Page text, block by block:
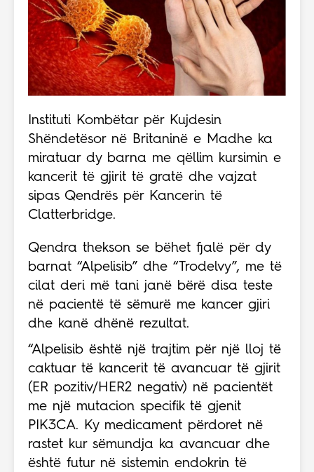
Instituti Kombëtar për Kujdesin
Shëndetësor në Britaninë e Madhe ka
miratuar dy barna me qëllim kursimin e
kancerit të gjirit të gratë dhe vajzat
sipas Qendrës për Kancerin të
Clatterbridge.
Qendra thekson se bëhet fjalë për dy
barnat “Alpelisib” dhe “Trodelvy”, me të
cilat deri më tani janë bërë disa teste
në pacientë të sëmurë me kancer gjiri
dhe kanë dhënë rezultat.
“Alpelisib është një trajtim për një lloj të
caktuar të kancerit të avancuar të gjirit
(ER pozitiv/HER2 negativ) në pacientët
me një mutacion specifik të gjenit
PIK3CA. Ky medicament përdoret në
rastet kur sëmundja ka avancuar dhe
është futur në sistemin endokrin të